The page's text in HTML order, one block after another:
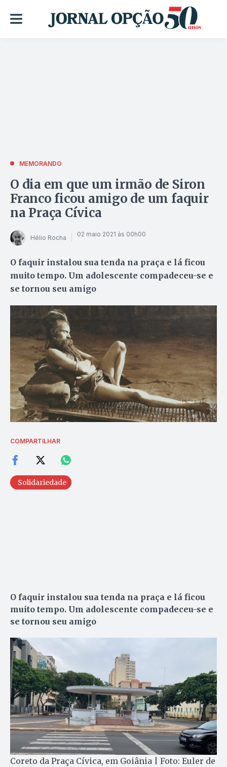
MEMORANDO
O dia em que um irmão de Siron
Franco ficou amigo de um faquir
na Praça Cívica
Hélio Rocha 02 maio 2021 às 00h00
O faquir instalou sua tenda na praça e lá ficou
muito tempo. Um adolescente compadeceu-se e
se tornou seu amigo
COMPARTILHAR
Solidariedade
O faquir instalou sua tenda na praça e lá ficou
muito tempo. Um adolescente compadeceu-se e
se tornou seu amigo
Coreto da Praça Cívica, em Goiânia | Foto: Euler de